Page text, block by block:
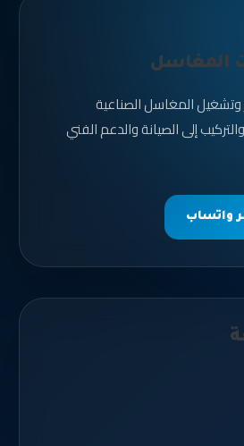
المغاسل
وتشغيل المغاسل الصناعية
إلى الصيانة والدعم الفني
واتساب